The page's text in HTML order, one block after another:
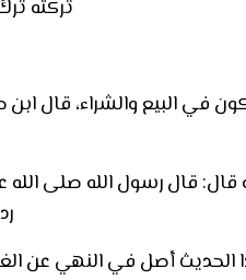
تركته
في البيع والشراء، قال
قال: قال رسول الله صلى
الحديث أصل في النهي عن